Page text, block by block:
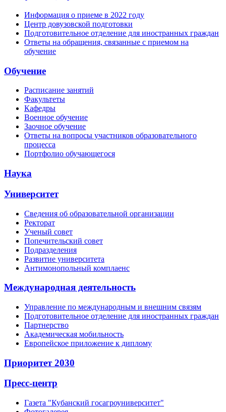
Информация о приеме в 2022 году
Центр довузовской подготовки
Подготовительное отделение для иностранных граждан
Ответы на обращения, связанные с приемом на
обучение
Обучение
Расписание занятий
Факультеты
Кафедры
Военное обучение
Заочное обучение
Ответы на вопросы участников образовательного
процесса
Портфолио обучающегося
Наука
Университет
Сведения об образовательной организации
Ректорат
Ученый совет
Попечительский совет
Подразделения
Развитие университета
Антимонопольный комплаенс
Международная деятельность
Управление по международным и внешним связям
Подготовительное отделение для иностранных граждан
Партнерство
Академическая мобильность
Европейское приложение к диплому
Приоритет 2030
Пресс-центр
Газета "Кубанский госагроуниверситет"